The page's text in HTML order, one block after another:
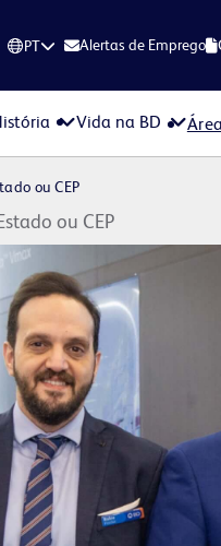
PT Alertas de Emprego
Vida na BD
ou CEP